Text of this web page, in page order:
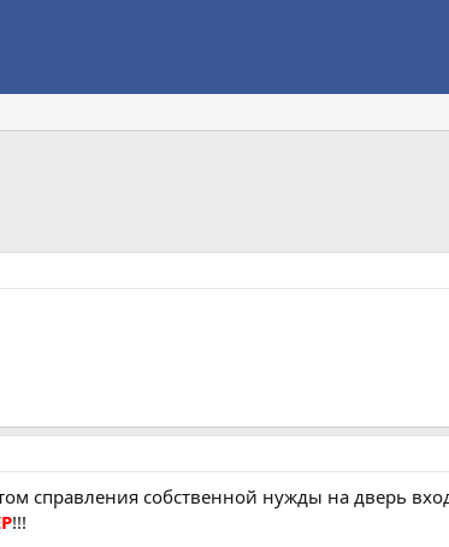
справления собственной нужды на дверь
!!!